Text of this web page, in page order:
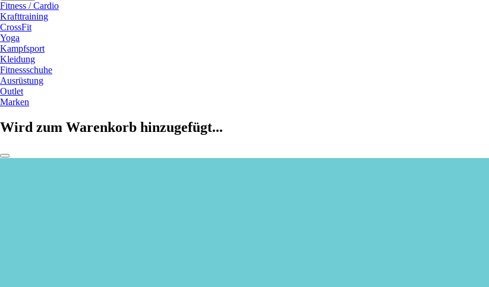
Fitness / Cardio
Krafttraining
CrossFit
Yoga
Kampfsport
Kleidung
Fitnessschuhe
Ausrüstung
Outlet
Marken
Wird zum Warenkorb hinzugefügt...